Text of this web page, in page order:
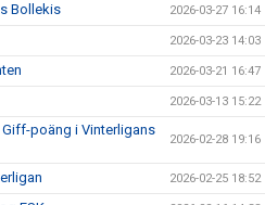
Bollekis 2026-03-27 16:14
2026-03-23 14:03
2026-03-21 16:47
2026-03-13 15:22
Giff-poäng i Vinterligans
2026-02-28 19:16
2026-02-25 18:52